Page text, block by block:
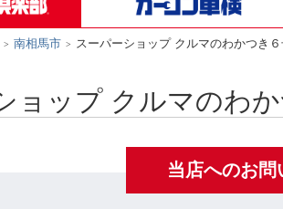
南相馬市 スーパーショップ クルマのわかつき
ョップ クルマのわ
当店へのお問